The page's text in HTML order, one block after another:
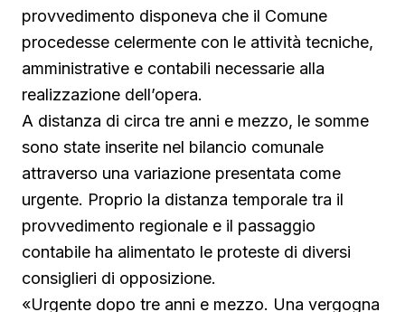
provvedimento disponeva che il Comune
procedesse celermente con le attività tecniche,
amministrative e contabili necessarie alla
realizzazione dell’opera.
A distanza di circa tre anni e mezzo, le somme
sono state inserite nel bilancio comunale
attraverso una variazione presentata come
urgente. Proprio la distanza temporale tra il
provvedimento regionale e il passaggio
contabile ha alimentato le proteste di diversi
consiglieri di opposizione.
«Urgente dopo tre anni e mezzo. Una vergogna